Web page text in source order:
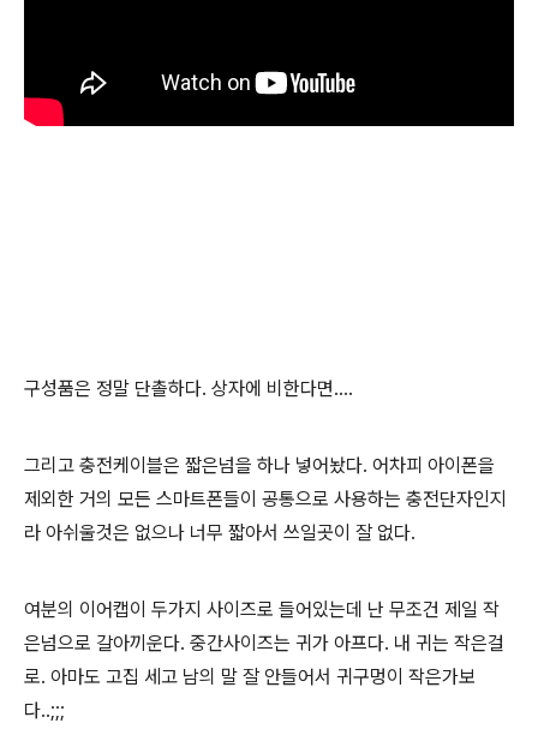
구성품은 정말 단촐하다. 상자에 비한다면....
그리고 충전케이블은 짧은넘을 하나 넣어놨다. 어차피 아이폰을
제외한 거의 모든 스마트폰들이 공통으로 사용하는 충전단자인지
라 아쉬울것은 없으나 너무 짧아서 쓰일곳이 잘 없다.
여분의 이어캡이 두가지 사이즈로 들어있는데 난 무조건 제일 작
은넘으로 갈아끼운다. 중간사이즈는 귀가 아프다. 내 귀는 작은걸
로. 아마도 고집 세고 남의 말 잘 안들어서 귀구멍이 작은가보
다..;;;